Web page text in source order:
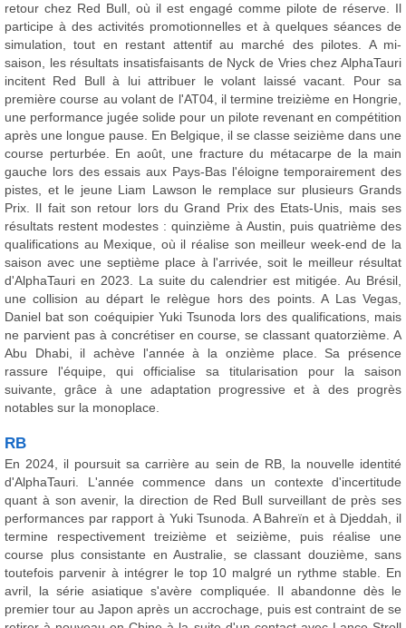
retour chez Red Bull, où il est engagé comme pilote de réserve. Il
participe à des activités promotionnelles et à quelques séances de
simulation, tout en restant attentif au marché des pilotes. A mi-
saison, les résultats insatisfaisants de Nyck de Vries chez AlphaTauri
incitent Red Bull à lui attribuer le volant laissé vacant. Pour sa
première course au volant de l'AT04, il termine treizième en Hongrie,
une performance jugée solide pour un pilote revenant en compétition
après une longue pause. En Belgique, il se classe seizième dans une
course perturbée. En août, une fracture du métacarpe de la main
gauche lors des essais aux Pays-Bas l'éloigne temporairement des
pistes, et le jeune Liam Lawson le remplace sur plusieurs Grands
Prix. Il fait son retour lors du Grand Prix des Etats-Unis, mais ses
résultats restent modestes : quinzième à Austin, puis quatrième des
qualifications au Mexique, où il réalise son meilleur week-end de la
saison avec une septième place à l'arrivée, soit le meilleur résultat
d'AlphaTauri en 2023. La suite du calendrier est mitigée. Au Brésil,
une collision au départ le relègue hors des points. A Las Vegas,
Daniel bat son coéquipier Yuki Tsunoda lors des qualifications, mais
ne parvient pas à concrétiser en course, se classant quatorzième. A
Abu Dhabi, il achève l'année à la onzième place. Sa présence
rassure l'équipe, qui officialise sa titularisation pour la saison
suivante, grâce à une adaptation progressive et à des progrès
notables sur la monoplace.
RB
En 2024, il poursuit sa carrière au sein de RB, la nouvelle identité
d'AlphaTauri. L'année commence dans un contexte d'incertitude
quant à son avenir, la direction de Red Bull surveillant de près ses
performances par rapport à Yuki Tsunoda. A Bahreïn et à Djeddah, il
termine respectivement treizième et seizième, puis réalise une
course plus consistante en Australie, se classant douzième, sans
toutefois parvenir à intégrer le top 10 malgré un rythme stable. En
avril, la série asiatique s'avère compliquée. Il abandonne dès le
premier tour au Japon après un accrochage, puis est contraint de se